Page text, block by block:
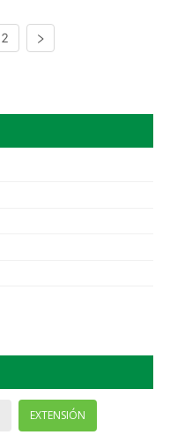
2
EXTENSIÓN